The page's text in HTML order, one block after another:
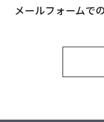
メールフォームで